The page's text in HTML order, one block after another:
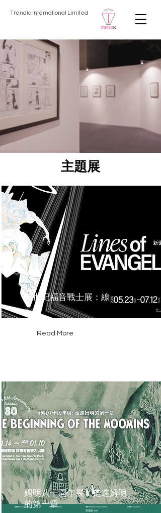
Trendic International Limited
主題展
新世紀福音戰士展：線
香港
Read More
姆明八十周年展：走進姆明
的第一章